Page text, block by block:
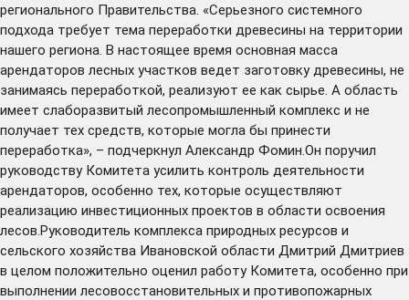
регионального Правительства. «Серьезного системного
подхода требует тема переработки древесины на территории
нашего региона. В настоящее время основная масса
арендаторов лесных участков ведет заготовку древесины, не
занимаясь переработкой, реализуют ее как сырье. А область
имеет слаборазвитый лесопромышленный комплекс и не
получает тех средств, которые могла бы принести
переработка», – подчеркнул Александр Фомин.Он поручил
руководству Комитета усилить контроль деятельности
арендаторов, особенно тех, которые осуществляют
реализацию инвестиционных проектов в области освоения
лесов.Руководитель комплекса природных ресурсов и
сельского хозяйства Ивановской области Дмитрий Дмитриев
в целом положительно оценил работу Комитета, особенно при
выполнении лесовосстановительных и противопожарных